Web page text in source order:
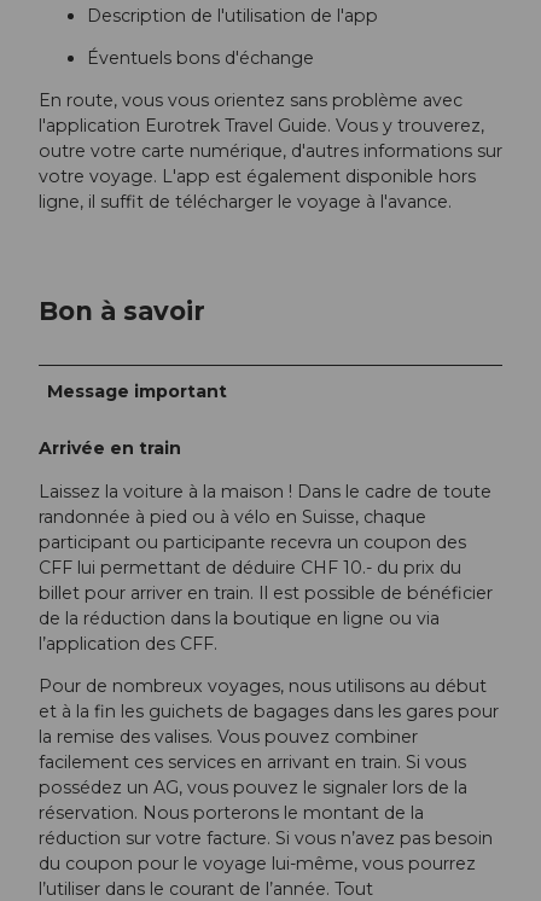
Description de l'utilisation de l'app
Éventuels bons d'échange
En route, vous vous orientez sans problème avec
l'application Eurotrek Travel Guide. Vous y trouverez,
outre votre carte numérique, d'autres informations sur
votre voyage. L'app est également disponible hors
ligne, il suffit de télécharger le voyage à l'avance.
Bon à savoir
Message important
Arrivée en train
Laissez la voiture à la maison ! Dans le cadre de toute
randonnée à pied ou à vélo en Suisse, chaque
participant ou participante recevra un coupon des
CFF lui permettant de déduire CHF 10.- du prix du
billet pour arriver en train. Il est possible de bénéficier
de la réduction dans la boutique en ligne ou via
l’application des CFF.
Pour de nombreux voyages, nous utilisons au début
et à la fin les guichets de bagages dans les gares pour
la remise des valises. Vous pouvez combiner
facilement ces services en arrivant en train. Si vous
possédez un AG, vous pouvez le signaler lors de la
réservation. Nous porterons le montant de la
réduction sur votre facture. Si vous n’avez pas besoin
du coupon pour le voyage lui-même, vous pourrez
l’utiliser dans le courant de l’année. Tout